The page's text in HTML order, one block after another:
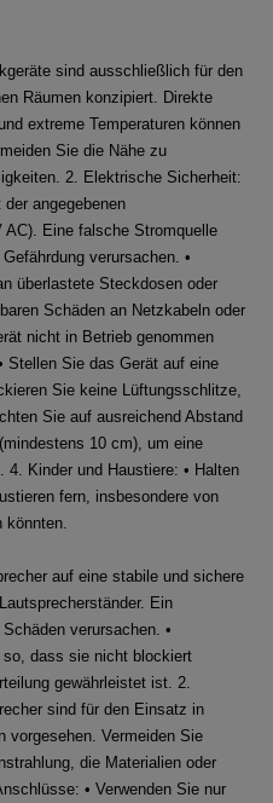
sind ausschließlich für den
Räumen konzipiert. Direkte
extreme Temperaturen können
Sie die Nähe zu
2. Elektrische Sicherheit:
angegebenen
Eine falsche Stromquelle
verursachen. •
überlastete Steckdosen oder
Schäden an Netzkabeln oder
nicht in Betrieb genommen
Stellen Sie das Gerät auf eine
Sie keine Lüftungsschlitze,
Sie auf ausreichend Abstand
10 cm), um eine
Kinder und Haustiere: • Halten
fern, insbesondere von
könnten.
auf eine stabile und sichere
Ein
verursachen. •
so, dass sie nicht blockiert
gewährleistet ist. 2.
sind für den Einsatz in
vorgesehen. Vermeiden Sie
die Materialien oder
• Verwenden Sie nur